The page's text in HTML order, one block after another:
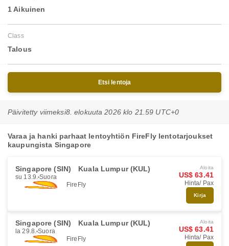
1 Aikuinen
Class
Talous
Etsi lentoja
Päivitetty viimeksi8. elokuuta 2026 klo 21.59 UTC+0
Varaa ja hanki parhaat lentoyhtiön FireFly lentotarjoukset
kaupungista Singapore
Singapore (SIN) Kuala Lumpur (KUL)
su 13.9. Suora
FireFly
Aloita
US$ 63.41
Hinta/ Pax
Kirja
Singapore (SIN) Kuala Lumpur (KUL)
la 29.8. Suora
FireFly
Aloita
US$ 63.41
Hinta/ Pax